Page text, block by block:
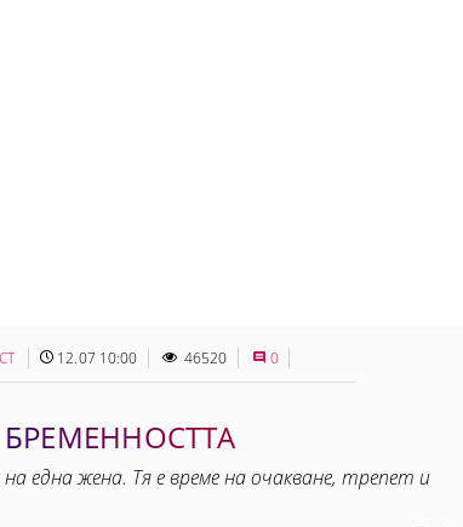
12.07 10:00 46520 0
една жена. Тя е време на очакване, трепет и